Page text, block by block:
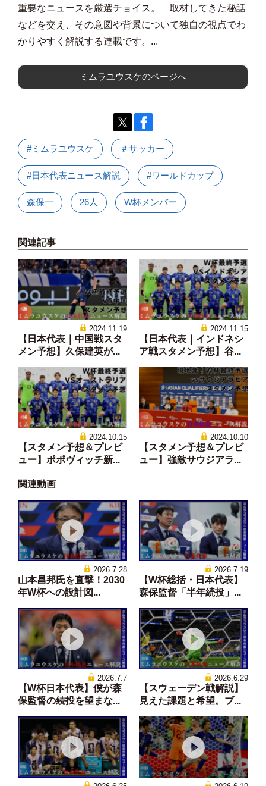
重要なニュースを厳選チョイス。 取材してきた秘話
などを交え、その意図や背景について独自の視点でわ
かりやすく解説する連載です。...
ミムラユウスケのページへ
#ミムラユウスケ ＃サッカー
#日本代表ニュース解説 #ワールドカップ
森保一 26人 W杯メンバー
関連記事
2024.11.19
【日本代表｜中国戦スタ
メン予想】久保建英が...
2024.11.15
【日本代表｜インドネシ
ア戦スタメン予想】谷...
2024.10.15
【スタメン予想＆プレビ
ュー】ポポヴィッチ新...
2024.10.10
【スタメン予想＆プレビ
ュー】強敵サウジアラ...
関連動画
2026.7.28
山本昌邦氏を直撃！2030
年W杯への設計図...
2026.7.19
【W杯総括・日本代表】
森保監督「半年続投」...
2026.7.7
【W杯日本代表】僕が森
保監督の続投を望まな...
2026.6.29
【スウェーデン戦解説】
見えた課題と希望。ブ...